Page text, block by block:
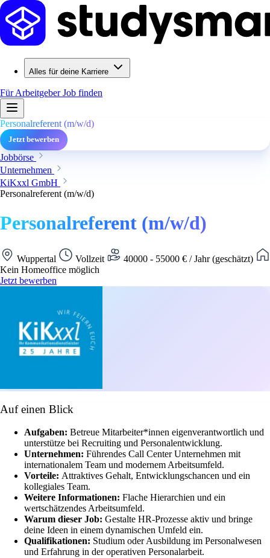
Alles für deine Karriere
Für ArbeitgeberJob finden
Personalreferent (m/w/d)
Jetzt bewerben
Jobbörse
Unternehmen
KiKxxl GmbH
Personalreferent (m/w/d)
Personalreferent (m/w/d)
Wuppertal Vollzeit
40000 - 55000 € / Jahr (geschätzt)
Kein Homeoffice möglich
Jetzt bewerben
Auf einen Blick
Aufgaben: Betreue Mitarbeiter*innen eigenverantwortlich und
unterstütze bei Recruiting und Personalentwicklung.
Unternehmen: Führendes Call Center Unternehmen mit
internationalem Team und modernem Arbeitsumfeld.
Vorteile: Attraktives Gehalt, Entwicklungschancen und ein
kollegiales Team.
Weitere Informationen: Flache Hierarchien und ein
wertschätzendes Arbeitsumfeld.
Warum dieser Job: Gestalte HR-Prozesse aktiv und bringe
deine Ideen in einem dynamischen Umfeld ein.
Qualifikationen: Studium oder Ausbildung im Personalwesen
und Erfahrung in der operativen Personalarbeit.